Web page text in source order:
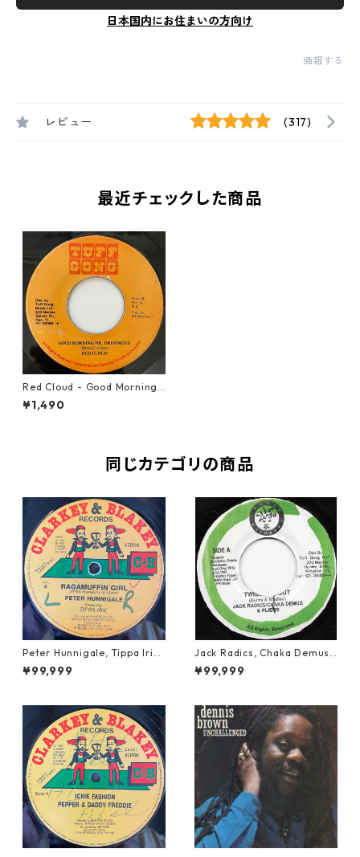
日本国内にお住まいの方向け
通報する
レビュー (317)
最近チェックした商品
Red Cloud - Good Morning
Mr Drummond【7-20858】
¥1,490
同じカテゴリの商品
Peter Hunnigale, Tippa Irie
- Raggamuffin Girl【12-50
045】
¥99,999
Jack Radics, Chaka Demus
& Pliers - Twist And Shout
【7-21830】
¥99,999